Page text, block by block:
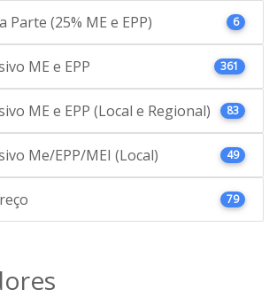
Parte (25% ME e EPP) 6
ME e EPP 361
ME e EPP (Local e Regional) 83
Me/EPP/MEI (Local) 49
79